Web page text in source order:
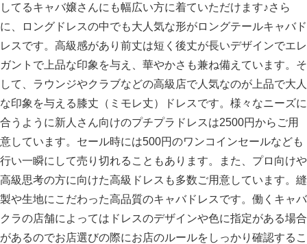
してるキャバ嬢さんにも幅広い方に着ていただけます♪さら
に、ロングドレスの中でも大人気な形がロングテールキャバド
レスです。高級感があり前丈は短く後丈が長いデザインでエレ
ガントで上品な印象を与え、華やかさも兼ね備えています。そ
して、ラウンジやクラブなどの高級店で人気なのが上品で大人
な印象を与える膝丈（ミモレ丈）ドレスです。様々なニーズに
合うように新人さん向けのプチプラドレスは2500円からご用
意しています。セール時には500円のワンコインセールなども
行い一瞬にして売り切れることもあります。また、プロ向けや
高級思考の方に向けた高級ドレスも多数ご用意しています。縫
製や生地にこだわった高品質のキャバドレスです。働くキャバ
クラの店舗によってはドレスのデザインや色に指定がある場合
があるのでお店選びの際にお店のルールをしっかり確認するこ